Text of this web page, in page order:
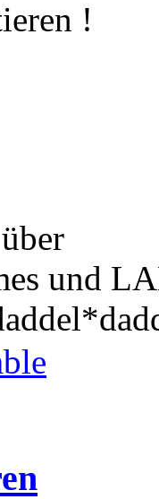
!
und